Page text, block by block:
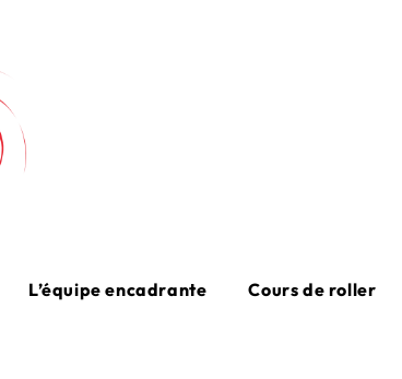
L’équipe encadrante Cours de roller